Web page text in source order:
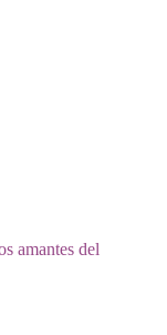
amantes del